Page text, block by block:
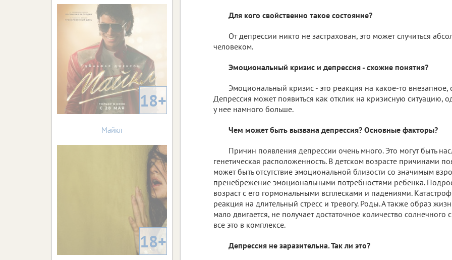
Для кого свойственно такое состояние?
От депрессии никто не застрахован, это может случиться
человеком.
Эмоциональный кризис и депрессия - схожие понятия?
Эмоциональный кризис - это реакция на какое-то внезапное,
Депрессия может появиться как отклик на кризисную ситуацию,
у нее намного больше.
Чем может быть вызвана депрессия? Основные факторы?
Причин появления депрессии очень много. Это могут быть
генетическая расположенность. В детском возрасте причинами
может быть отсутствие эмоциональной близости со значимым
пренебрежение эмоциональными потребностями ребенка.
возраст с его гормональными всплесками и падениями.
реакция на длительный стресс и тревогу. Роды. А также образ
мало двигается, не получает достаточное количество солнечного
все это в комплексе.
Депрессия не заразительна. Так ли это?
18+
Майкл
18+